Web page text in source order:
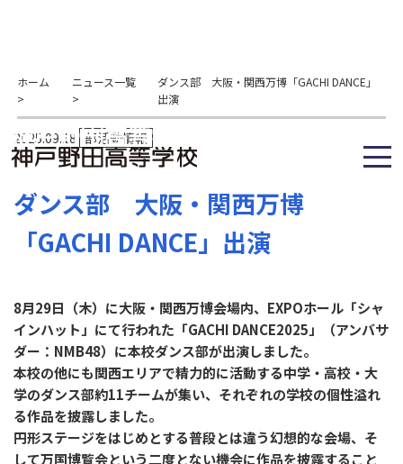
ホーム
>
ニュース一覧
>
ダンス部 大阪・関西万博「GACHI DANCE」
出演
2025.09.18 部活動情報
ダンス部 大阪・関西万博
「GACHI DANCE」出演
8月29日（木）に大阪・関西万博会場内、EXPOホール「シャ
インハット」にて行われた「GACHI DANCE2025」（アンバサ
ダー：NMB48）に本校ダンス部が出演しました。
本校の他にも関西エリアで精力的に活動する中学・高校・大
学のダンス部約11チームが集い、それぞれの学校の個性溢れ
る作品を披露しました。
円形ステージをはじめとする普段とは違う幻想的な会場、そ
して万国博覧会という二度とない機会に作品を披露すること